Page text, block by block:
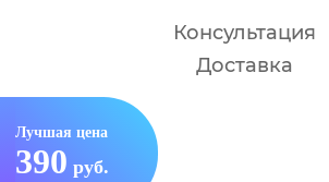
Лучшая цена
390 руб.
Консультация
Доставка